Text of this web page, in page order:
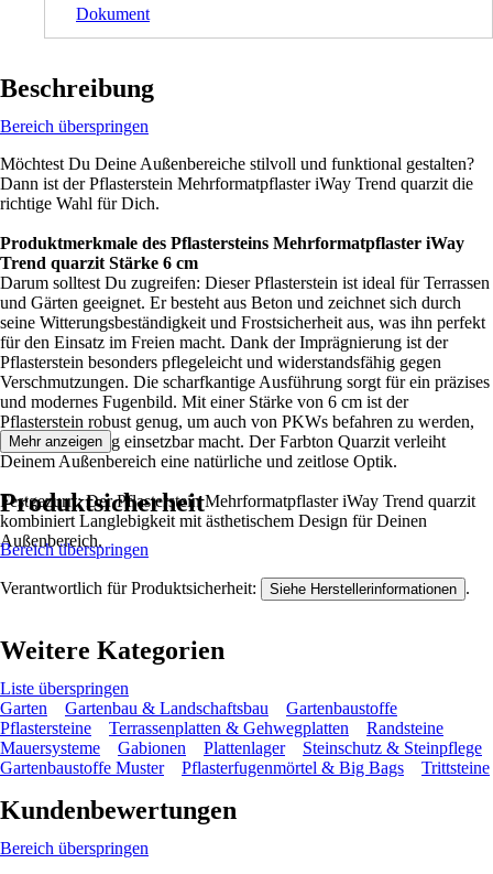
Dokument
Beschreibung
Bereich überspringen
Möchtest Du Deine Außenbereiche stilvoll und funktional gestalten?
Dann ist der Pflasterstein Mehrformatpflaster iWay Trend quarzit die
richtige Wahl für Dich.
Produktmerkmale des Pflastersteins Mehrformatpflaster iWay
Trend quarzit Stärke 6 cm
Darum solltest Du zugreifen: Dieser Pflasterstein ist ideal für Terrassen
und Gärten geeignet. Er besteht aus Beton und zeichnet sich durch
seine Witterungsbeständigkeit und Frostsicherheit aus, was ihn perfekt
für den Einsatz im Freien macht. Dank der Imprägnierung ist der
Pflasterstein besonders pflegeleicht und widerstandsfähig gegen
Verschmutzungen. Die scharfkantige Ausführung sorgt für ein präzises
und modernes Fugenbild. Mit einer Stärke von 6 cm ist der
Pflasterstein robust genug, um auch von PKWs befahren zu werden,
was ihn vielseitig einsetzbar macht. Der Farbton Quarzit verleiht
Deinem Außenbereich eine natürliche und zeitlose Optik.
Festgezurrt: Der Pflasterstein Mehrformatpflaster iWay Trend quarzit
kombiniert Langlebigkeit mit ästhetischem Design für Deinen
Außenbereich.
Mehr anzeigen
Produktsicherheit
Bereich überspringen
Verantwortlich für Produktsicherheit: Siehe Herstellerinformationen .
Weitere Kategorien
Liste überspringen
Garten
Gartenbau & Landschaftsbau
Gartenbaustoffe
Pflastersteine
Terrassenplatten & Gehwegplatten
Randsteine
Mauersysteme
Gabionen Plattenlager
Steinschutz & Steinpflege
Gartenbaustoffe Muster
Pflasterfugenmörtel & Big Bags Trittsteine
Kundenbewertungen
Bereich überspringen